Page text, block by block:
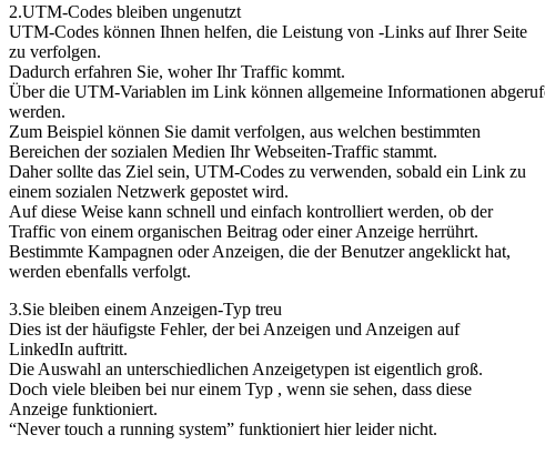
2.UTM-Codes bleiben ungenutzt
UTM-Codes können Ihnen helfen, die Leistung von -Links auf Ihrer Seite
zu verfolgen.
Dadurch erfahren Sie, woher Ihr Traffic kommt.
Über die UTM-Variablen im Link können allgemeine Informationen
werden.
Zum Beispiel können Sie damit verfolgen, aus welchen bestimmten
Bereichen der sozialen Medien Ihr Webseiten-Traffic stammt.
Daher sollte das Ziel sein, UTM-Codes zu verwenden, sobald ein Link zu
einem sozialen Netzwerk gepostet wird.
Auf diese Weise kann schnell und einfach kontrolliert werden, ob der
Traffic von einem organischen Beitrag oder einer Anzeige herrührt.
Bestimmte Kampagnen oder Anzeigen, die der Benutzer angeklickt hat,
werden ebenfalls verfolgt.
3.Sie bleiben einem Anzeigen-Typ treu
Dies ist der häufigste Fehler, der bei Anzeigen und Anzeigen auf
LinkedIn auftritt.
Die Auswahl an unterschiedlichen Anzeigetypen ist eigentlich groß.
Doch viele bleiben bei nur einem Typ , wenn sie sehen, dass diese
Anzeige funktioniert.
“Never touch a running system” funktioniert hier leider nicht.